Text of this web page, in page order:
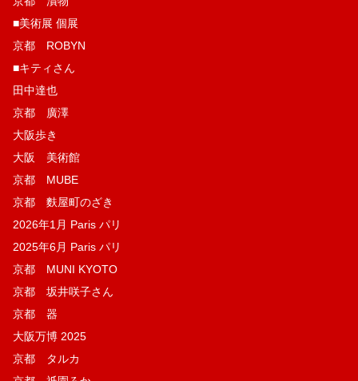
■美術展 個展
京都 ROBYN
■キティさん
田中達也
京都 廣澤
大阪歩き
大阪 美術館
京都 MUBE
京都 麩屋町のざき
2026年1月 Paris パリ
2025年6月 Paris パリ
京都 MUNI KYOTO
京都 坂井咲子さん
京都 器
大阪万博 2025
京都 タルカ